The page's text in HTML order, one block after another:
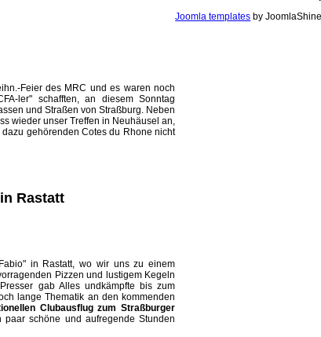
Feier des MRC und es waren noch
ler" schafften, an diesem Sonntag
und Straßen von Straßburg. Neben
wieder unser Treffen in Neuhäusel an,
gehörenden Cotes du Rhone nicht
Rastatt
in Rastatt, wo wir uns zu einem
Pizzen und lustigem Kegeln
gab Alles undkämpfte bis zum
lange Thematik an den kommenden
Clubausflug zum Straßburger
schöne und aufregende Stunden
Joomla templates by